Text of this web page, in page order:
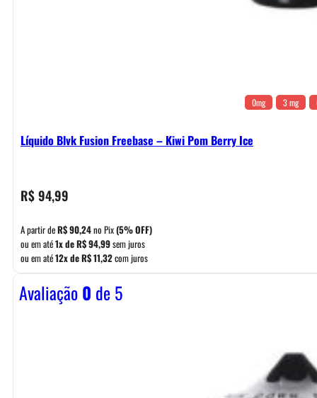
0mg 3 mg
Líquido Blvk Fusion Freebase – Kiwi Pom Berry Ice
R$94,99
A partir deR$90,24no Pix(5% OFF)
ou em até1x deR$94,99sem juros
ou em até12x deR$11,32com juros
Avaliação0 de 5